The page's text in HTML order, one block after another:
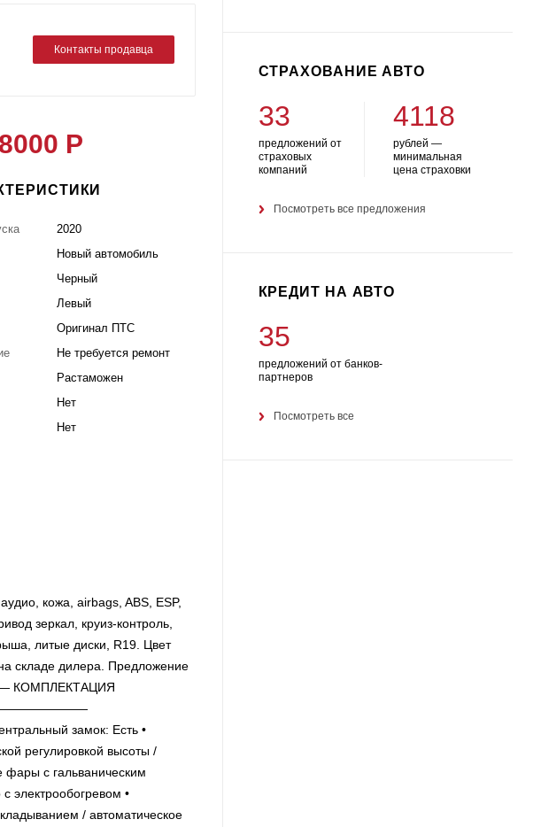
Контакты продавца
Р
2020
Новый автомобиль
Черный
Левый
Оригинал ПТС
Не требуется ремонт
Растаможен
Нет
Нет
кожа, airbags, ABS, ESP,
зеркал, круиз-контроль,
литые диски, R19. Цвет
складе дилера. Предложение
КОМПЛЕКТАЦИЯ
замок: Есть •
регулировкой высоты /
с гальваническим
электрообогревом •
/ автоматическое
СТРАХОВАНИЕ АВТО
33
предложений от
страховых
компаний
4118
рублей —
минимальная
цена страховки
Посмотреть все предложения
КРЕДИТ НА АВТО
35
предложений от банков-
партнеров
Посмотреть все